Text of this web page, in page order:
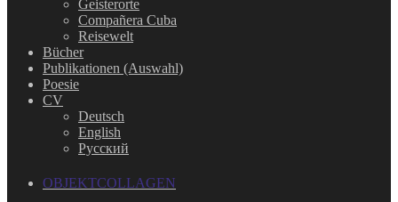
Geisterorte
Compañera Cuba
Reisewelt
Bücher
Publikationen (Auswahl)
Poesie
CV
Deutsch
English
Русский
OBJEKTCOLLAGEN